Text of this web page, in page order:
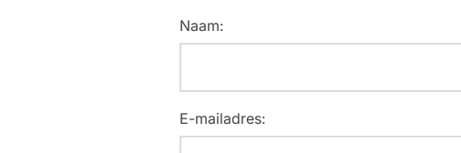
Naam:
E-mailadres: